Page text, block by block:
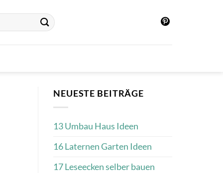
NEUESTE BEITRÄGE
13 Umbau Haus Ideen
16 Laternen Garten Ideen
17 Leseecken selber bauen